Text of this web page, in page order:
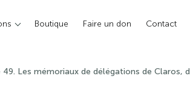
Boutique Faire un don
Contact
49. Les mémoriaux de délégations de Claros,